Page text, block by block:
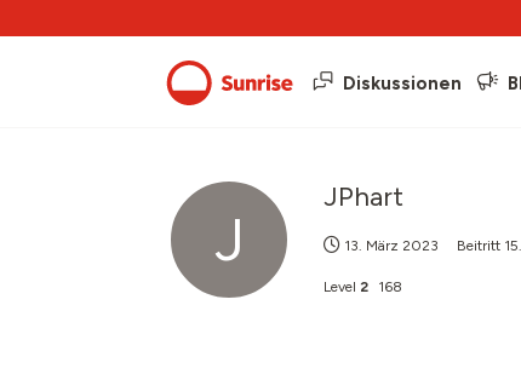
Diskussionen
J
JPhart
13. März 2023 Beitritt
Level 2 168